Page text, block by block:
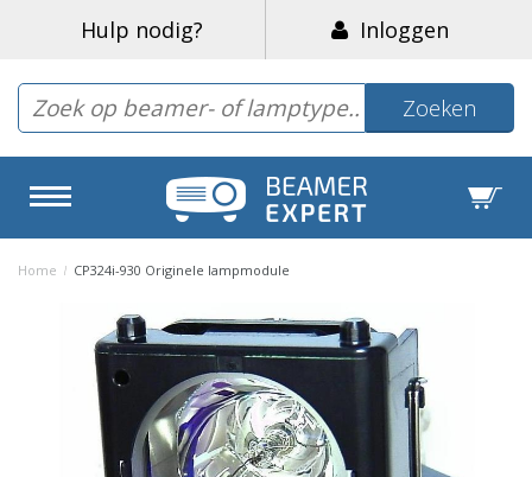
Hulp nodig? Inloggen
Zoeken
Home / CP324i-930 Originele lampmodule